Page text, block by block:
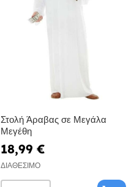
Στολή Άραβας σε Μεγάλα
Μεγέθη
18,99 €
ΔΙΑΘΈΣΙΜΟ